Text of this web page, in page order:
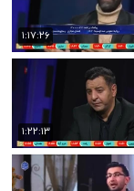
۱:۱۷:۲۶
۱:۲۲:۱۳